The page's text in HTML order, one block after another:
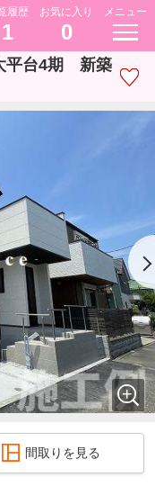
履歴
1
お気に入り
0
メニュー
平台4期 新築
間取りを見る